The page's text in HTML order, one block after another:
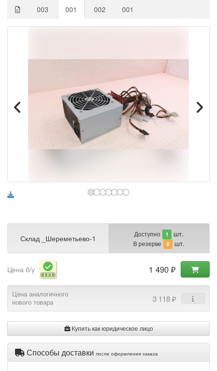
003 001 002 001
Склад _Шереметьево-1 Доступно 1 шт.
В резерве 0 шт.
Цена б/у 1 490 ₽
Цена аналогичного
нового товара
3 118 ₽
Купить как юридическое лицо
Способы доставки после оформления заказа